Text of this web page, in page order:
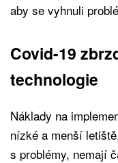
aby se vyhnuli
Covid-19
technologie
Náklady na
nízké a menší
s problémy, nemají